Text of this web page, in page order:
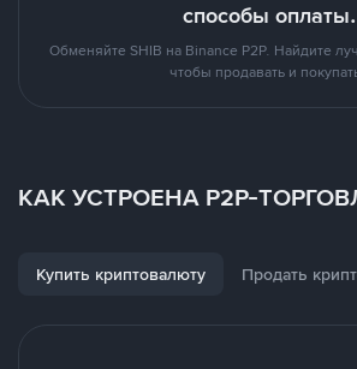
способы оплаты.
Обменяйте SHIB на Binance P2P. Найдите
чтобы продавать и
КАК УСТРОЕНА P2P-
Купить криптовалюту Продать